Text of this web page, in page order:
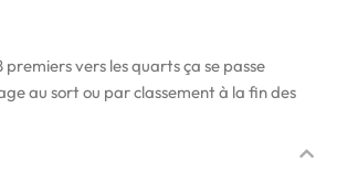
premiers vers les quarts ça se passe
au sort ou par classement à la fin des